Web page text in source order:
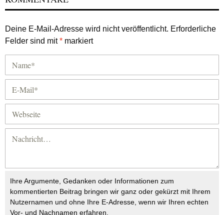
Deine E-Mail-Adresse wird nicht veröffentlicht. Erforderliche
Felder sind mit* markiert
Ihre Argumente, Gedanken oder Informationen zum
kommentierten Beitrag bringen wir ganz oder gekürzt mit Ihrem
Nutzernamen und ohne Ihre E-Adresse, wenn wir Ihren echten
Vor- und Nachnamen erfahren.